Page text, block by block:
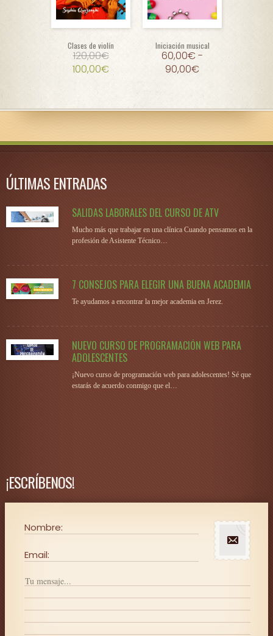
Clases de violín
120,00€
100,00€
Iniciación musical
60,00€-
90,00€
ÚLTIMAS ENTRADAS
SALIDAS LABORALES DEL CURSO DE ATV
Mucho más que trabajar en una clínica Cuando pensamos en la
profesión de Asistente Técnico…
7 CONSEJOS PARA ELEGIR UNA BUENA ACADEMIA
Te ayudamos a encontrar la mejor academia en Jerez.
NUEVO CURSO DE PROGRAMACIÓN WEB PARA
ADOLESCENTES
¡Nuevo curso de programación web para adolescentes! Sé que
estarás de acuerdo conmigo que el…
¡ESCRÍBENOS!
Nombre:
Email: